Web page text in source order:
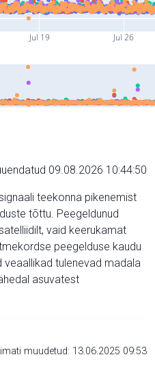
Jul 19 Jul 26
09.08.2026 10:44:50
teekonna pikenemist
tõttu. Peegeldunud
vaid keerukamat
peegelduse kaudu
veaallikad tulenevad madala
asuvatest
muudetud: 13.06.2025 09:53